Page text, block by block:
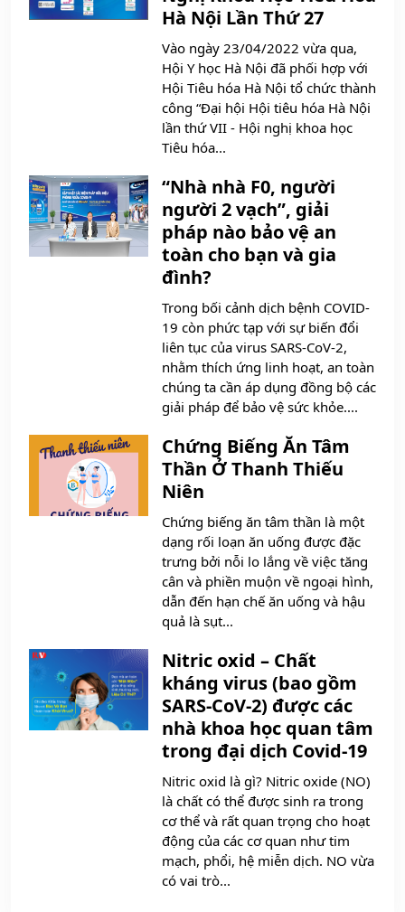
Hà Nội Lần Thứ 27
Vào ngày 23/04/2022 vừa qua,
Hội Y học Hà Nội đã phối hợp với
Hội Tiêu hóa Hà Nội tổ chức thành
công “Đại hội Hội tiêu hóa Hà Nội
lần thứ VII - Hội nghị khoa học
Tiêu hóa...
“Nhà nhà F0, người
người 2 vạch”, giải
pháp nào bảo vệ an
toàn cho bạn và gia
đình?
Trong bối cảnh dịch bệnh COVID-
19 còn phức tạp với sự biến đổi
liên tục của virus SARS-CoV-2,
nhằm thích ứng linh hoạt, an toàn
chúng ta cần áp dụng đồng bộ các
giải pháp để bảo vệ sức khỏe....
Chứng Biếng Ăn Tâm
Thần Ở Thanh Thiếu
Niên
Chứng biếng ăn tâm thần là một
dạng rối loạn ăn uống được đặc
trưng bởi nỗi lo lắng về việc tăng
cân và phiền muộn về ngoại hình,
dẫn đến hạn chế ăn uống và hậu
quả là sụt...
Nitric oxid – Chất
kháng virus (bao gồm
SARS-CoV-2) được các
nhà khoa học quan tâm
trong đại dịch Covid-19
Nitric oxid là gì? Nitric oxide (NO)
là chất có thể được sinh ra trong
cơ thể và rất quan trọng cho hoạt
động của các cơ quan như tim
mạch, phổi, hệ miễn dịch. NO vừa
có vai trò...